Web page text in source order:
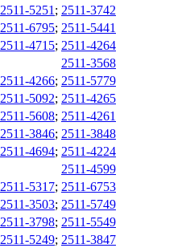
2511-5251 ; 2511-3742
2511-6795; 2511-5441
2511-4715; 2511-4264
2511-3568
2511-4266; 2511-5779
2511-5092; 2511-4265
2511-5608; 2511-4261
2511-3846; 2511-3848
2511-4694; 2511-4224
2511-4599
2511-5317; 2511-6753
2511-3503; 2511-5749
2511-3798; 2511-5549
2511-5249; 2511-3847